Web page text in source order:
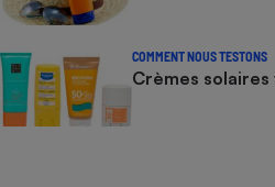
COMMENT NOUS TESTONS
Crèmes